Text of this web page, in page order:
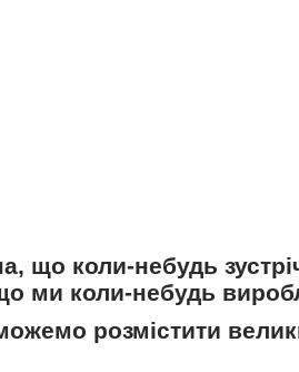
що коли-небудь
ми коли-небудь
розмістити